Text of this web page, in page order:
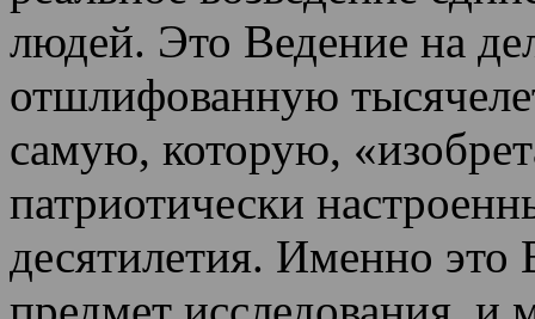
людей. Это Ведение на
отшлифованную
самую, которую,
патриотически
десятилетия. Именно это